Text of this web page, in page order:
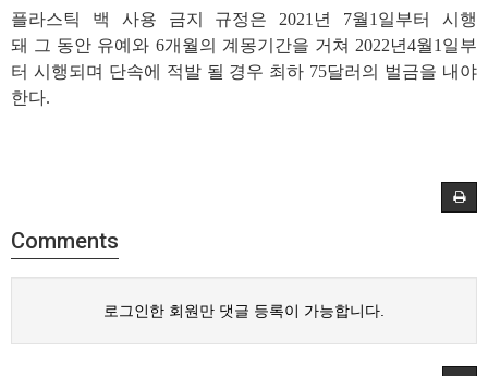
플라스틱 백 사용 금지 규정은 2021년 7월1일부터 시행
돼 그 동안 유예와 6개월의 계몽기간을 거쳐 2022년4월1일부
터 시행되며 단속에 적발 될 경우 최하 75달러의 벌금을 내야
한다.
Comments
로그인한 회원만 댓글 등록이 가능합니다.